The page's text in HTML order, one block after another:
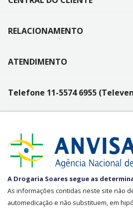
RELACIONAMENTO
ATENDIMENTO
Telefone 11-5574 6955
A Drogaria Soares segue as
As informações contidas neste site não
automedicação e não substituem, em